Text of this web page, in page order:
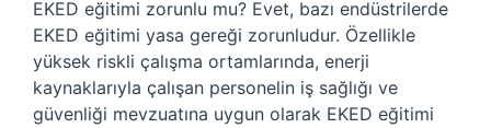
EKED eğitimi zorunlu mu? Evet, bazı endüstrilerde
EKED eğitimi yasa gereği zorunludur. Özellikle
yüksek riskli çalışma ortamlarında, enerji
kaynaklarıyla çalışan personelin iş sağlığı ve
güvenliği mevzuatına uygun olarak EKED eğitimi